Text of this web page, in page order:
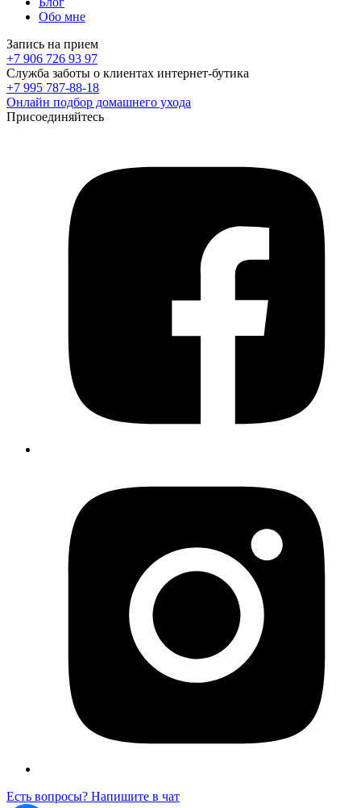
Обо мне
Запись на прием
+7 906 726 93 97
Служба заботы о клиентах интернет-бутика
+7 995 787-88-18
Онлайн подбор домашнего ухода
Присоединяйтесь
Есть вопросы? Напишите в чат